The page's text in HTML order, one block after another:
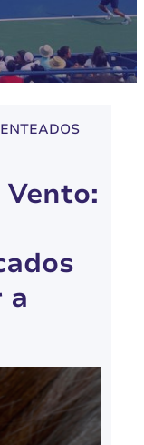
Vento:
a